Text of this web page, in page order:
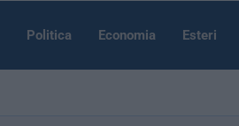
Politica Economia Esteri